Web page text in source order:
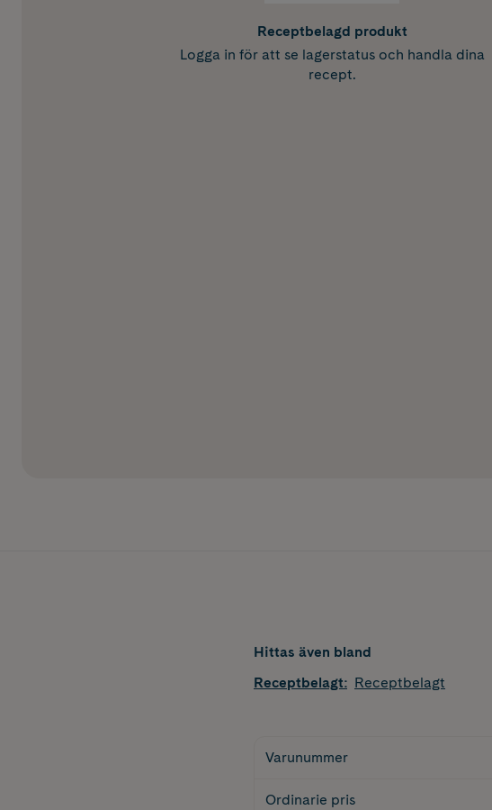
Receptbelagd produkt
Logga in för att se lagerstatus och handla dina
recept.
Hittas även bland
Receptbelagt: Receptbelagt
Varunummer
Ordinarie pris